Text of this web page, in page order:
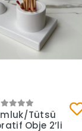
Ekle
Tütsü
Obje 2’li